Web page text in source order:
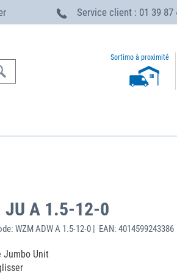
Service client : 01 39 87
Sortimo à proximité
JU A 1.5-12-0
WZM ADW A 1.5-12-0 | EAN: 4014599243386
Jumbo Unit